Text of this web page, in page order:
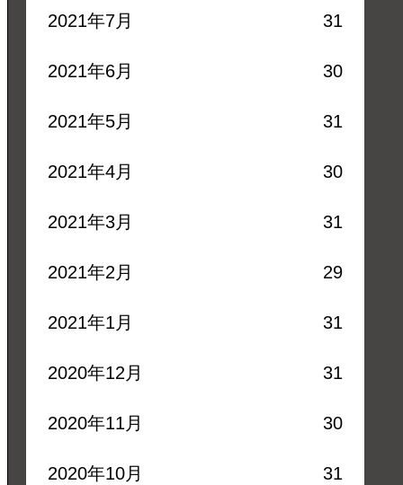
2021年7月 31
2021年6月 30
2021年5月 31
2021年4月 30
2021年3月 31
2021年2月 29
2021年1月 31
2020年12月 31
2020年11月 30
2020年10月 31